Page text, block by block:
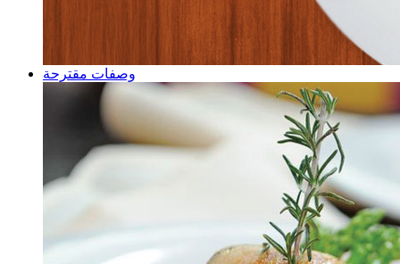
وصفات مقترحة